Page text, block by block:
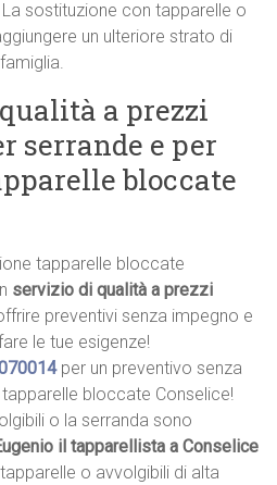
La sostituzione con tapparelle o
un ulteriore strato di
a prezzi
serrande e per
bloccate
tapparelle bloccate
servizio di qualità a prezzi
preventivi senza impegno e
le tue esigenze!
per un preventivo senza
bloccate Conselice!
o la serranda sono
il tapparellista a Conselice
o avvolgibili di alta